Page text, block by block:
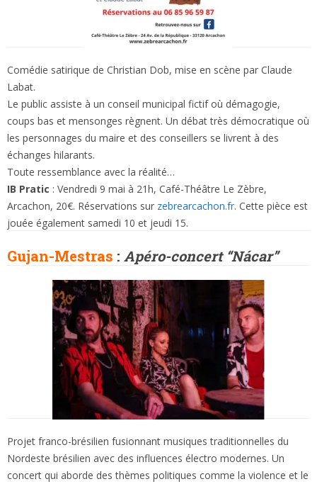
Comédie satirique de Christian Dob, mise en scène par Claude
Labat.
Le public assiste à un conseil municipal fictif où démagogie,
coups bas et mensonges règnent. Un débat très démocratique où
les personnages du maire et des conseillers se livrent à des
échanges hilarants.
Toute ressemblance avec la réalité…
IB Pratic : Vendredi 9 mai à 21h, Café-Théâtre Le Zèbre,
Arcachon, 20€. Réservations sur zebrearcachon.fr. Cette pièce est
jouée également samedi 10 et jeudi 15.
Gujan-Mestras : Apéro-concert “Nácar”
Projet franco-brésilien fusionnant musiques traditionnelles du
Nordeste brésilien avec des influences électro modernes. Un
concert qui aborde des thèmes politiques comme la violence et le